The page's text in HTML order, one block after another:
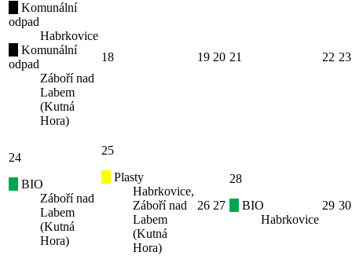
Komunální
odpad
Habrkovice
Komunální
odpad
Záboří nad
Labem
(Kutná
Hora)
18 19 20 21 22 23
24
BIO
Záboří nad
Labem
(Kutná
Hora)
25
Plasty
Habrkovice,
Záboří nad
Labem
(Kutná
Hora)
26 27
28
BIO
Habrkovice
29 30